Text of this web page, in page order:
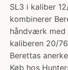
SL3 i kaliber
kombinerer
håndværk med
kaliberen 20/
Berettas
Køb hos